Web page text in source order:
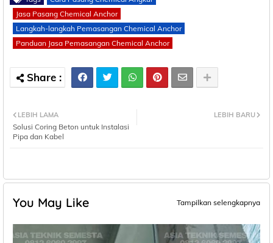
Jasa Pasang Chemical Anchor
Langkah-langkah Pemasangan Chemical Anchor
Panduan Jasa Pemasangan Chemical Anchor
LEBIH BARU
LEBIH LAMA
Solusi Coring Beton untuk Instalasi
Pipa dan Kabel
You May Like Tampilkan selengkapnya